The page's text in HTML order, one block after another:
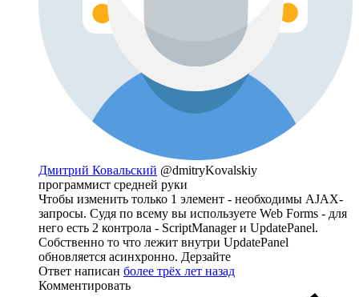
Дмитрий Ковальский @dmitryKovalskiy
программист средней руки
Чтобы изменить только 1 элемент - необходимы AJAX-
запросы. Судя по всему вы используете Web Forms - для
него есть 2 контрола - ScriptManager и UpdatePanel.
Собственно то что лежит внутри UpdatePanel
обновляется асинхронно. Дерзайте
Ответ написан более трёх лет назад
Комментировать